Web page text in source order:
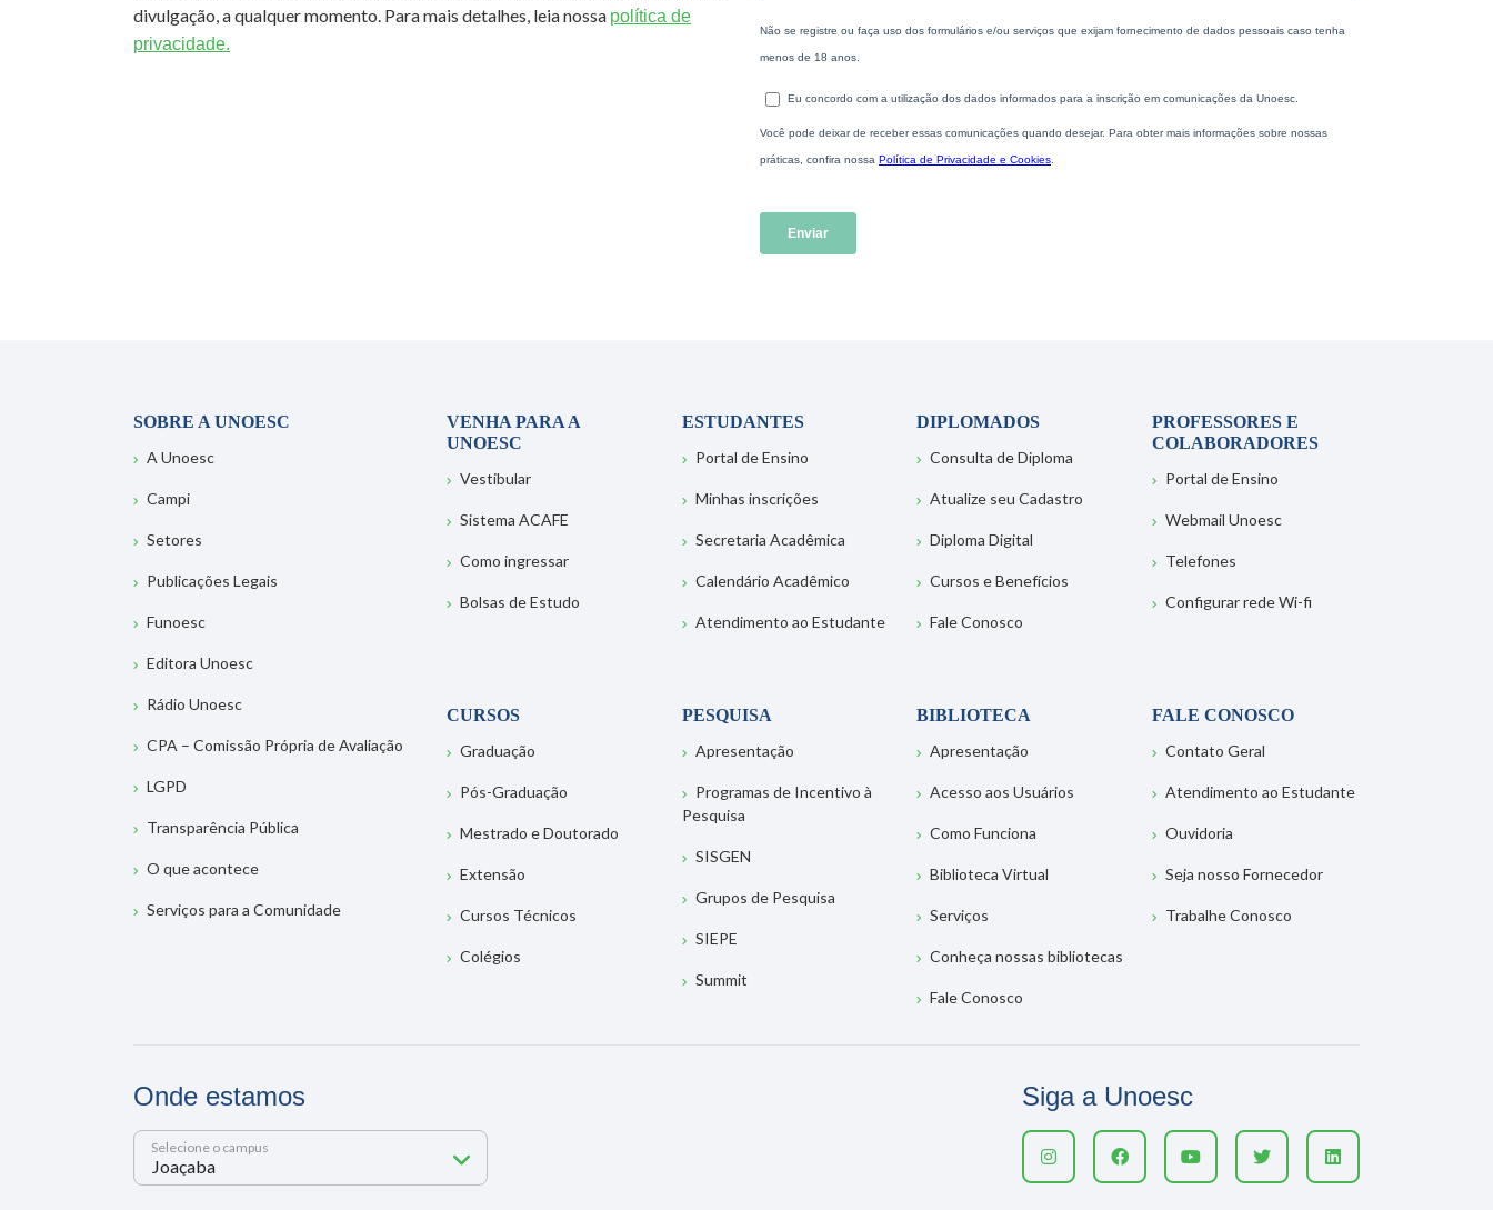
divulgação, a qualquer momento. Para mais detalhes, leia nossa política de
privacidade.
SOBRE A UNOESC
A Unoesc
Campi
Setores
Publicações Legais
Funoesc
Editora Unoesc
Rádio Unoesc
CPA – Comissão Própria de Avaliação
LGPD
Transparência Pública
O que acontece
Serviços para a Comunidade
VENHA PARA A
UNOESC
Vestibular
Sistema ACAFE
Como ingressar
Bolsas de Estudo
ESTUDANTES
Portal de Ensino
Minhas inscrições
Secretaria Acadêmica
Calendário Acadêmico
Atendimento ao Estudante
DIPLOMADOS
Consulta de Diploma
Atualize seu Cadastro
Diploma Digital
Cursos e Benefícios
Fale Conosco
PROFESSORES E
COLABORADORES
Portal de Ensino
Webmail Unoesc
Telefones
Configurar rede Wi-fi
CURSOS
Graduação
Pós-Graduação
Mestrado e Doutorado
Extensão
Cursos Técnicos
Colégios
PESQUISA
Apresentação
Programas de Incentivo à
Pesquisa
SISGEN
Grupos de Pesquisa
SIEPE
Summit
BIBLIOTECA
Apresentação
Acesso aos Usuários
Como Funciona
Biblioteca Virtual
Serviços
Conheça nossas bibliotecas
Fale Conosco
FALE CONOSCO
Contato Geral
Atendimento ao Estudante
Ouvidoria
Seja nosso Fornecedor
Trabalhe Conosco
Onde estamos
Selecione o campus
Siga a Unoesc